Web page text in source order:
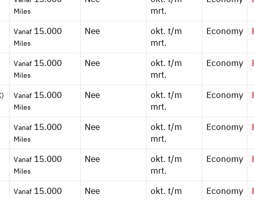
Miles
mrt.
Vanaf15.000
Miles
Nee
okt. t/m
mrt.
Economy
Vanaf15.000
Miles
Nee
okt. t/m
mrt.
Economy
Vanaf15.000
Miles
Nee
okt. t/m
mrt.
Economy
Vanaf15.000
Miles
Nee
okt. t/m
mrt.
Economy
Vanaf15.000
Miles
Nee
okt. t/m
mrt.
Economy
Vanaf15.000 Nee
okt. t/m
Economy